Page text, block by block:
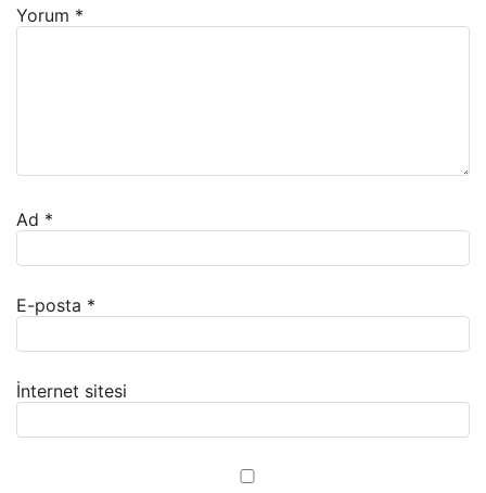
Yorum *
Ad *
E-posta *
İnternet sitesi